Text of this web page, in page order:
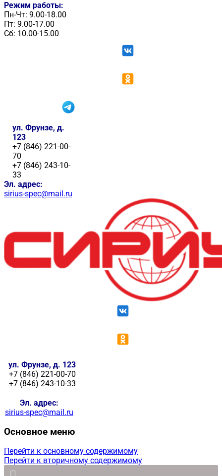
Режим работы:
Пн-Чт: 9.00-18.00
Пт: 9.00-17.00
Сб: 10.00-15.00
ул. Фрунзе, д.
123
+7 (846) 221-00-
70
+7 (846) 243-10-
33
Эл. адрес:
sirius-spec@mail.ru
ул. Фрунзе, д. 123
+7 (846) 221-00-70
+7 (846) 243-10-33
Эл. адрес:
sirius-spec@mail.ru
Основное меню
Перейти к основному содержимому
Перейти к вторичному содержимому